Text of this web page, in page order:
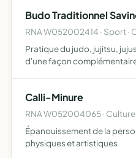
Budo Traditionnel
RNA W052002414 · Sport ·
Pratique du judo, jujitsu,
d'une façon
Calli-Minure
RNA W052004065 · Culture
Épanouissement de la
physiques et artistiques